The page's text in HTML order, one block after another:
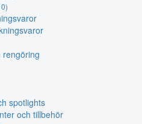
rengöring
spotlights
och tillbehör